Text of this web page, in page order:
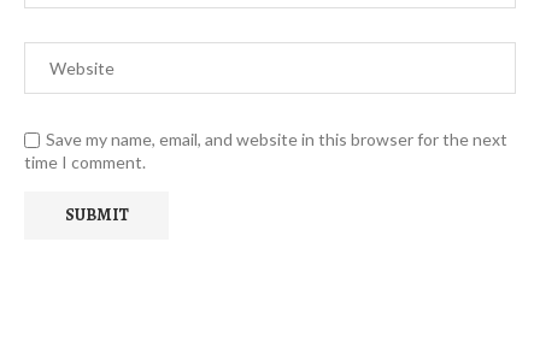
Save my name, email, and website in this browser for the next
time I comment.